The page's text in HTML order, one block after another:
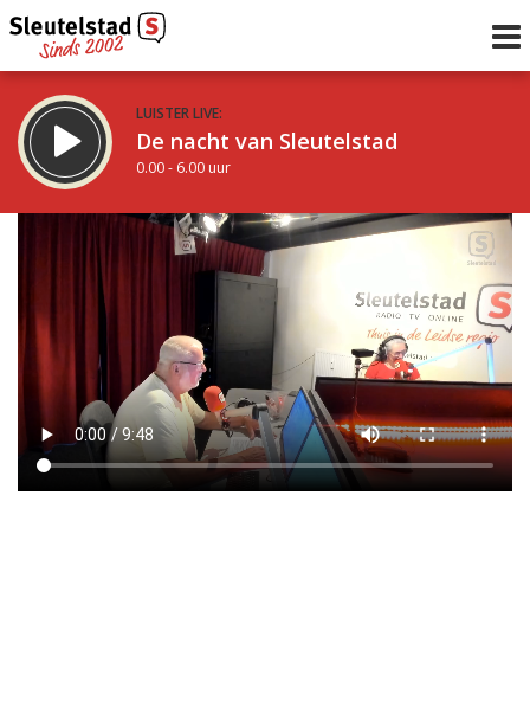
LUISTER LIVE:
De nacht van Sleutelstad
0.00 - 6.00 uur
De ochtend van Sleutelstad
6.00 - 12.00 uur
uur 1 van 0 Volgend uur
Inklappen